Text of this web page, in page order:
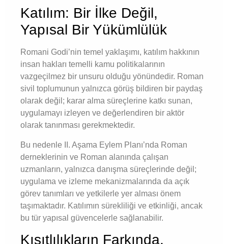
Katılım: Bir İlke Değil,
Yapısal Bir Yükümlülük
Romani Godi’nin temel yaklaşımı, katılım hakkının
insan hakları temelli kamu politikalarının
vazgeçilmez bir unsuru olduğu yönündedir. Roman
sivil toplumunun yalnızca görüş bildiren bir paydaş
olarak değil; karar alma süreçlerine katkı sunan,
uygulamayı izleyen ve değerlendiren bir aktör
olarak tanınması gerekmektedir.
Bu nedenle II. Aşama Eylem Planı’nda Roman
derneklerinin ve Roman alanında çalışan
uzmanların, yalnızca danışma süreçlerinde değil;
uygulama ve izleme mekanizmalarında da açık
görev tanımları ve yetkilerle yer alması önem
taşımaktadır. Katılımın sürekliliği ve etkinliği, ancak
bu tür yapısal güvencelerle sağlanabilir.
Kısıtlılıkların Farkında,